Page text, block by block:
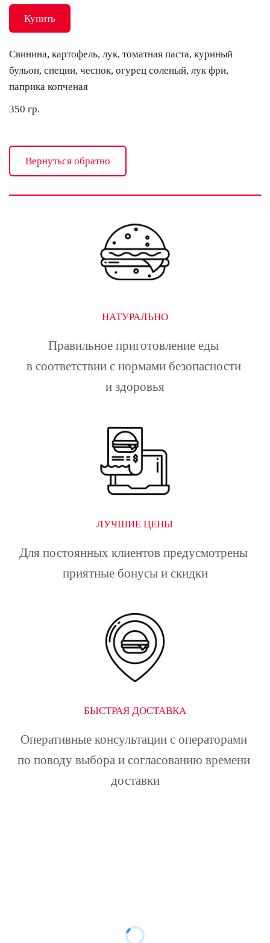
Купить
Свинина, картофель, лук, томатная паста, куриный
бульон, специи, чеснок, огурец соленый, лук фри,
паприка копченая
350 гр.
Вернуться обратно
НАТУРАЛЬНО
Правильное приготовление еды
в соответствии с нормами безопасности
и здоровья
ЛУЧШИЕ ЦЕНЫ
Для постоянных клиентов предусмотрены
приятные бонусы и скидки
БЫСТРАЯ ДОСТАВКА
Оперативные консультации с операторами
по поводу выбора и согласованию времени
доставки